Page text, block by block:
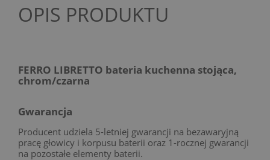
OPIS PRODUKTU
FERRO LIBRETTO bateria kuchenna stojąca,
chrom/czarna
Gwarancja
Producent udziela 5-letniej gwarancji na bezawaryjną
pracę głowicy i korpusu baterii oraz 1-rocznej gwarancji
na pozostałe elementy baterii.